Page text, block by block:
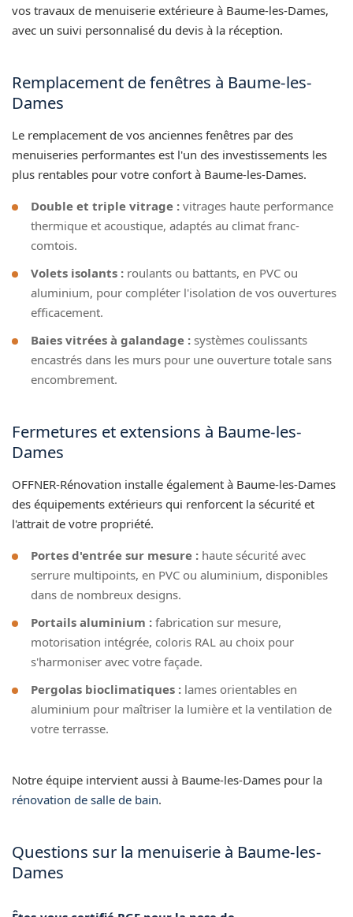
vos travaux de menuiserie extérieure à Baume-les-Dames,
avec un suivi personnalisé du devis à la réception.
Remplacement de fenêtres à Baume-les-
Dames
Le remplacement de vos anciennes fenêtres par des
menuiseries performantes est l'un des investissements les
plus rentables pour votre confort à Baume-les-Dames.
Double et triple vitrage : vitrages haute performance
thermique et acoustique, adaptés au climat franc-
comtois.
Volets isolants : roulants ou battants, en PVC ou
aluminium, pour compléter l'isolation de vos ouvertures
efficacement.
Baies vitrées à galandage : systèmes coulissants
encastrés dans les murs pour une ouverture totale sans
encombrement.
Fermetures et extensions à Baume-les-
Dames
OFFNER-Rénovation installe également à Baume-les-Dames
des équipements extérieurs qui renforcent la sécurité et
l'attrait de votre propriété.
Portes d'entrée sur mesure : haute sécurité avec
serrure multipoints, en PVC ou aluminium, disponibles
dans de nombreux designs.
Portails aluminium : fabrication sur mesure,
motorisation intégrée, coloris RAL au choix pour
s'harmoniser avec votre façade.
Pergolas bioclimatiques : lames orientables en
aluminium pour maîtriser la lumière et la ventilation de
votre terrasse.
Notre équipe intervient aussi à Baume-les-Dames pour la
rénovation de salle de bain.
Questions sur la menuiserie à Baume-les-
Dames